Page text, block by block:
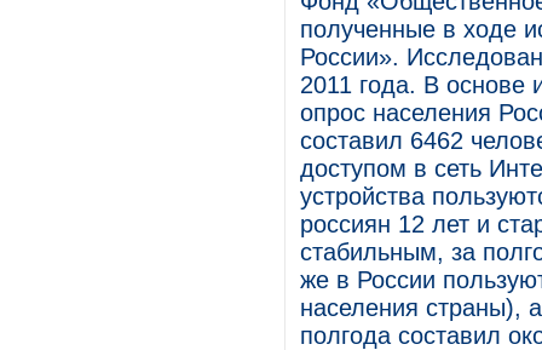
полученные в ходе
России».
2011 года. В основе
опрос населения
составил 6462
доступом в сеть
устройства
россиян 12 лет и
стабильным, за
же в России
населения страны),
полгода составил